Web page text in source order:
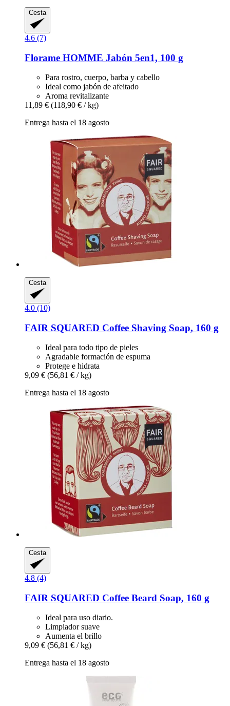
Cesta
4.6 (7)
Florame HOMME Jabón 5en1, 100 g
Para rostro, cuerpo, barba y cabello
Ideal como jabón de afeitado
Aroma revitalizante
11,89 € (118,90 € / kg)
Entrega hasta el 18 agosto
Cesta
4.0 (10)
FAIR SQUARED Coffee Shaving Soap, 160 g
Ideal para todo tipo de pieles
Agradable formación de espuma
Protege e hidrata
9,09 € (56,81 € / kg)
Entrega hasta el 18 agosto
Cesta
4.8 (4)
FAIR SQUARED Coffee Beard Soap, 160 g
Ideal para uso diario.
Limpiador suave
Aumenta el brillo
9,09 € (56,81 € / kg)
Entrega hasta el 18 agosto